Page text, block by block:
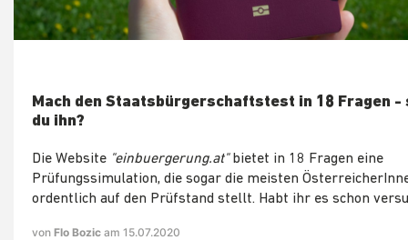
Mach den Staatsbürgerschaftstest in 18 Fragen
du ihn?
Die Website "einbuergerung.at"bietet in 18 Fragen eine
Prüfungssimulation, die sogar die meisten
ordentlich auf den Prüfstand stellt. Habt ihr es schon
von Flo Bozic am 15.07.2020